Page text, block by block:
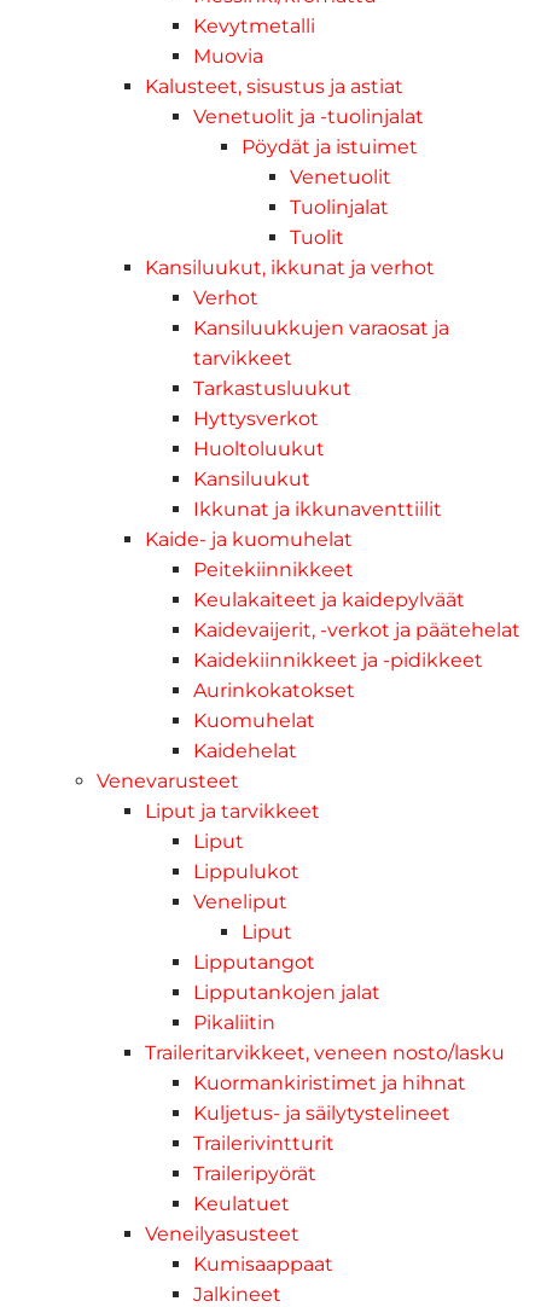
Kevytmetalli
Muovia
Kalusteet, sisustus ja astiat
Venetuolit ja -tuolinjalat
Pöydät ja istuimet
Venetuolit
Tuolinjalat
Tuolit
Kansiluukut, ikkunat ja verhot
Verhot
Kansiluukkujen varaosat ja
tarvikkeet
Tarkastusluukut
Hyttysverkot
Huoltoluukut
Kansiluukut
Ikkunat ja ikkunaventtiilit
Kaide- ja kuomuhelat
Peitekiinnikkeet
Keulakaiteet ja kaidepylväät
Kaidevaijerit, -verkot ja päätehelat
Kaidekiinnikkeet ja -pidikkeet
Aurinkokatokset
Kuomuhelat
Kaidehelat
Venevarusteet
Liput ja tarvikkeet
Liput
Lippulukot
Veneliput
Liput
Lipputangot
Lipputankojen jalat
Pikaliitin
Traileritarvikkeet, veneen nosto/lasku
Kuormankiristimet ja hihnat
Kuljetus- ja säilytystelineet
Trailerivintturit
Traileripyörät
Keulatuet
Veneilyasusteet
Kumisaappaat
Jalkineet